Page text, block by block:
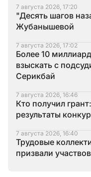
7 августа 2026, 17:20
"Десять шагов
Жубанышевой
7 августа 2026, 17:02
Более 10
взыскать с
Серикбай
7 августа 2026, 16:46
Кто получил
результаты
7 августа 2026, 16:40
Трудовые
призвали